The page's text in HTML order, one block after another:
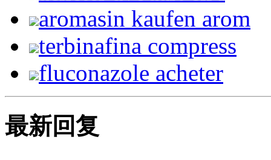
aromasin kaufen arom
terbinafina compress
fluconazole acheter
最新回复